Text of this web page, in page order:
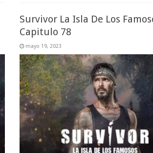
Survivor La Isla De Los
Capitulo 78
mayo 19, 2023